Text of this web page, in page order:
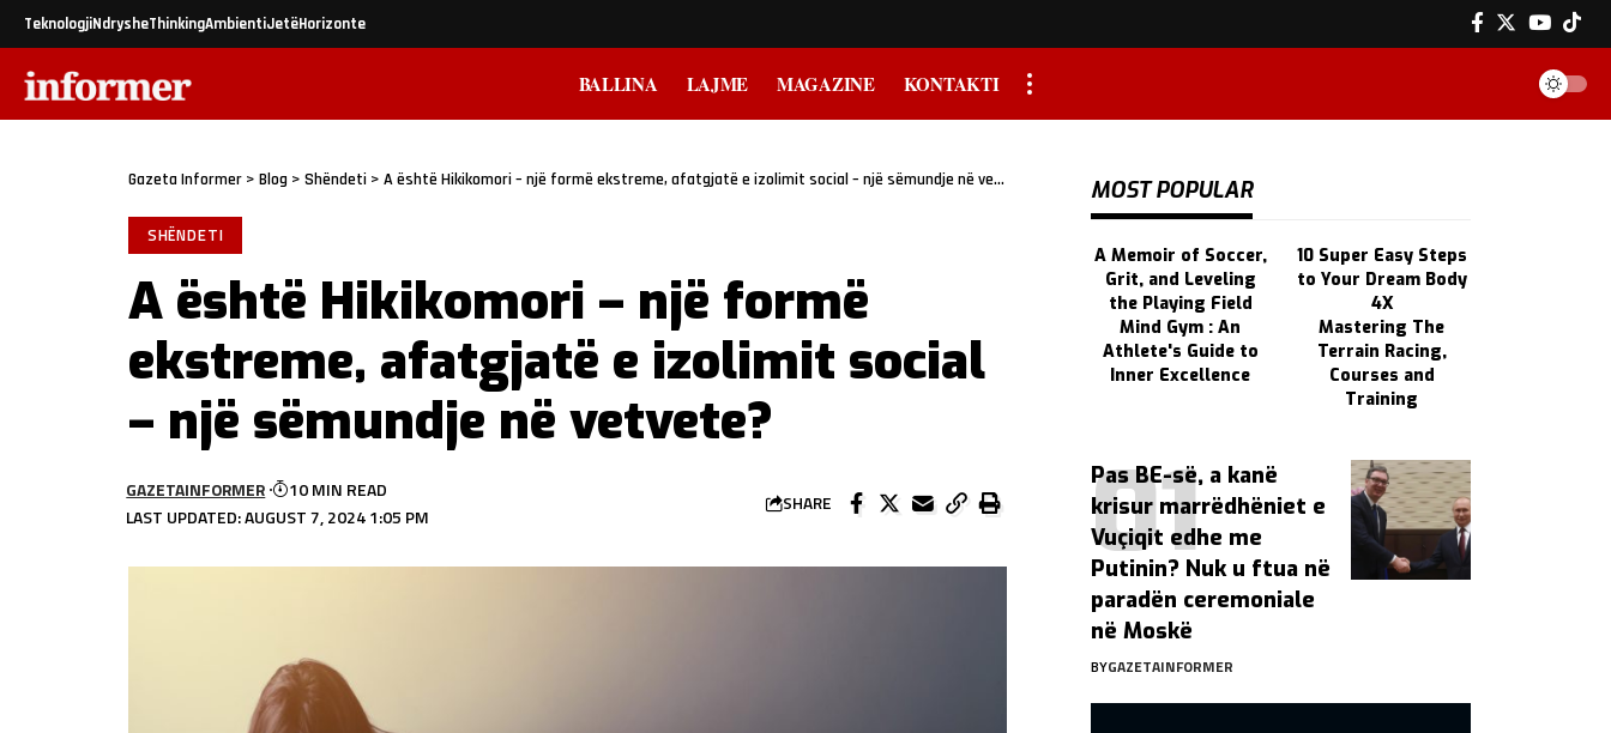
TeknologjiNdrysheThinkingAmbientiJetëHorizonte
BALLINA LAJME MAGAZINE KONTAKTI
Gazeta Informer > Blog > Shëndeti > A është Hikikomori – një formë ekstreme, afatgjatë e izolimit social – një sëmundje në vetvete?
SHËNDETI
A është Hikikomori – një formë
ekstreme, afatgjatë e izolimit social
– një sëmundje në vetvete?
LAST UPDATED: AUGUST 7, 2024 1:05 PM
GAZETAINFORMER 10 MIN READ
SHARE
MOST POPULAR
A Memoir of Soccer,
Grit, and Leveling
the Playing Field
10 Super Easy Steps
to Your Dream Body
4X
Mind Gym : An
Athlete's Guide to
Inner Excellence
Mastering The
Terrain Racing,
Courses and
Training
Pas BE-së, a kanë
krisur marrëdhëniet e
Vuçiqit edhe me
Putinin? Nuk u ftua në
paradën ceremoniale
në Moskë
BYGAZETAINFORMER